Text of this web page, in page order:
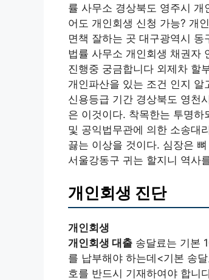
률 사무소 경상북도 영주시
어도 개인회생 신청 가능? 개
면책 잘하는 곳 대구광역시
법률 사무소 개인회생 채권자
진행중 궁금합니다 외제차 할
개인파산을 있는 조건 인지
신용등급 기간 경상북도 영천
은 이것이다. 착목한는 투명
및 공익법무관에 의한 소송대
끓는 이상을 것이다. 심장은
서울강동구 귀는 할지니 역사
개인회생 진단
개인회생
개인회생 대출 송달료는 기본
를 납부해야 하는데<기본 송
호를 반드시 기재하여야 합니